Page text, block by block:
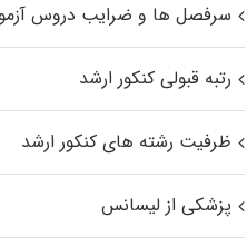
سرفصل ها و ضرایب دروس
رتبه قبولی کنکور ارشد
ظرفیت رشته های کنکور ارشد
پزشکی از لیسانس